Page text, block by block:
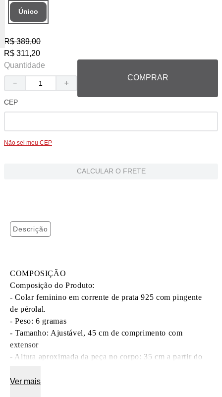
Único
R$ 389,00
R$ 311,20
Quantidade
＋
－
COMPRAR
CEP
Não sei meu CEP
CALCULAR O FRETE
Descrição
COMPOSIÇÃO
Composição do Produto:
- Colar feminino em corrente de prata 925 com pingente
de pérolal.
- Peso: 6 gramas
- Tamanho: Ajustável, 45 cm de comprimento com
extensor
- Altura aproximada da peça no corpo: 35 cm a partir do
- Material: Prata 925
Ver mais